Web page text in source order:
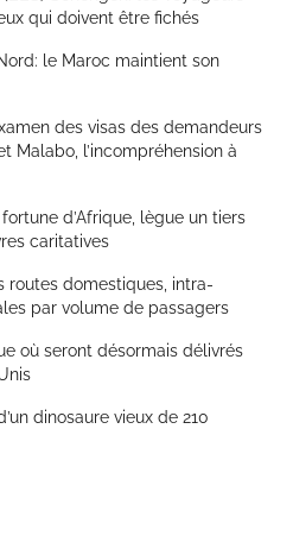
qui doivent être fichés
le Maroc maintient son
des visas des demandeurs
Malabo, l’incompréhension à
d’Afrique, lègue un tiers
caritatives
routes domestiques, intra-
par volume de passagers
où seront désormais délivrés
dinosaure vieux de 210